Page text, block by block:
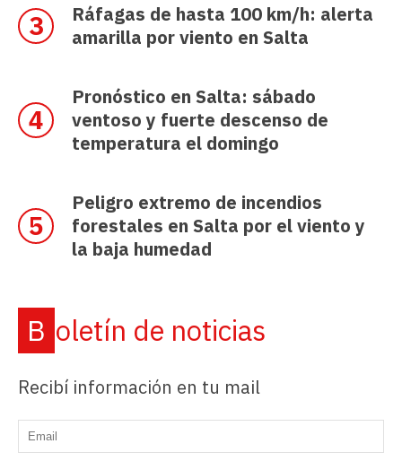
Ráfagas de hasta 100 km/h: alerta
amarilla por viento en Salta
Pronóstico en Salta: sábado
ventoso y fuerte descenso de
temperatura el domingo
Peligro extremo de incendios
forestales en Salta por el viento y
la baja humedad
Boletín de noticias
Recibí información en tu mail